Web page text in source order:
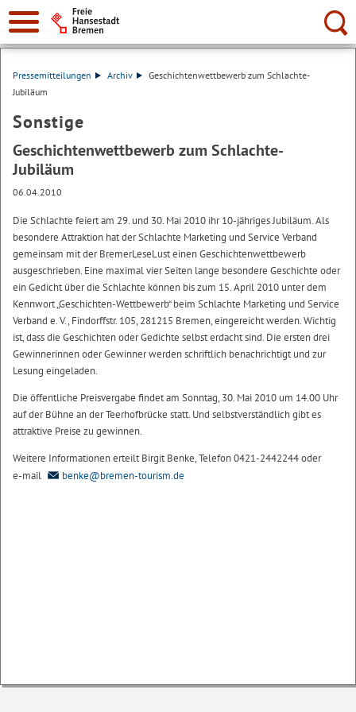
Suche:
Pressemitteilungen Archiv
Geschichtenwettbewerb zum Schlachte-
Jubiläum
Sonstige
Geschichtenwettbewerb zum Schlachte-
Jubiläum
06.04.2010
Die Schlachte feiert am 29. und 30. Mai 2010 ihr 10-jähriges Jubiläum. Als
besondere Attraktion hat der Schlachte Marketing und Service Verband
gemeinsam mit der BremerLeseLust einen Geschichtenwettbewerb
ausgeschrieben. Eine maximal vier Seiten lange besondere Geschichte oder
ein Gedicht über die Schlachte können bis zum 15. April 2010 unter dem
Kennwort „Geschichten-Wettbewerb“ beim Schlachte Marketing und Service
Verband e. V., Findorffstr. 105, 281215 Bremen, eingereicht werden. Wichtig
ist, dass die Geschichten oder Gedichte selbst erdacht sind. Die ersten drei
Gewinnerinnen oder Gewinner werden schriftlich benachrichtigt und zur
Lesung eingeladen.
Die öffentliche Preisvergabe findet am Sonntag, 30. Mai 2010 um 14.00 Uhr
auf der Bühne an der Teerhofbrücke statt. Und selbstverständlich gibt es
attraktive Preise zu gewinnen.
Weitere Informationen erteilt Birgit Benke, Telefon 0421-2442244 oder
e-mail
benke@bremen-tourism.de